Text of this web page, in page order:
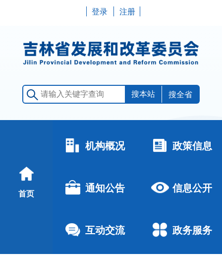
登录 注册
搜全省
首页
机构概况 政策信息
通知公告 信息公开
互动交流 政务服务